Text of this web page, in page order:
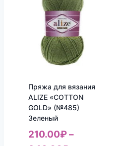
Пряжа для вязания
ALIZE «COTTON
GOLD» (№485)
Зеленый
210.00₽–